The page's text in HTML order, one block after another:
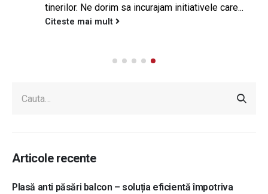
tinerilor. Ne dorim sa incurajam initiativele care...
Citeste mai mult
Articole recente
Plasă anti păsări balcon – soluția eficientă împotriva